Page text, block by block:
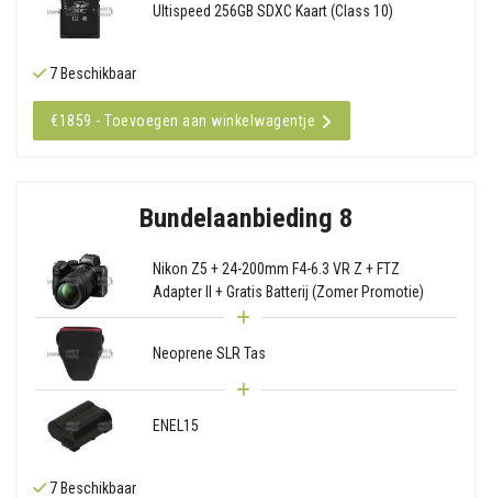
Ultispeed 256GB SDXC Kaart (Class 10)
7 Beschikbaar
€1859 - Toevoegen aan winkelwagentje
Bundelaanbieding 8
Nikon Z5 + 24-200mm F4-6.3 VR Z + FTZ
Adapter II + Gratis Batterij (Zomer Promotie)
Neoprene SLR Tas
ENEL15
7 Beschikbaar